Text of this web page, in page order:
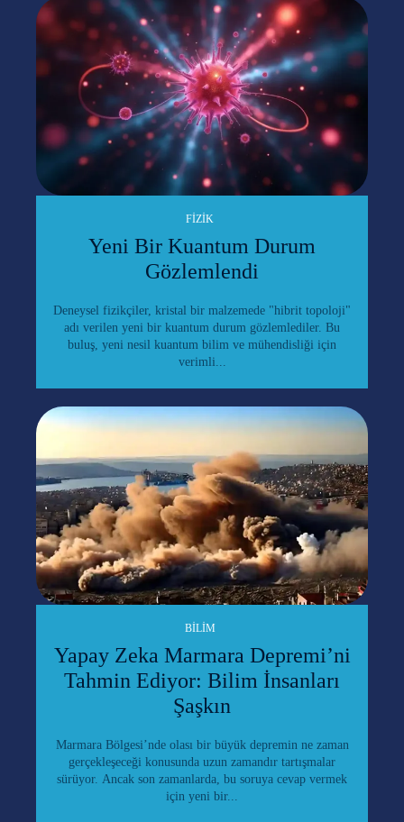
FIZIK
Yeni Bir Kuantum Durum
Gözlemlendi
Deneysel fizikçiler, kristal bir malzemede "hibrit topoloji"
adı verilen yeni bir kuantum durum gözlemlediler. Bu
buluş, yeni nesil kuantum bilim ve mühendisliği için
verimli...
BILIM
Yapay Zeka Marmara Depremi’ni
Tahmin Ediyor: Bilim İnsanları
Şaşkın
Marmara Bölgesi’nde olası bir büyük depremin ne zaman
gerçekleşeceği konusunda uzun zamandır tartışmalar
sürüyor. Ancak son zamanlarda, bu soruya cevap vermek
için yeni bir...